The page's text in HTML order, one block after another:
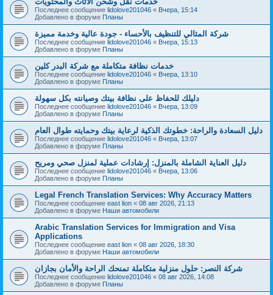
Последнее сообщение lidolove201046 « Вчера, 15:14
Добавлено в форуме Планы
شركة المثالي للتنظيف بالأحساء - جودة عالية وخدمة مميزة
Последнее сообщение lidolove201046 « Вчера, 15:13
Добавлено в форуме Планы
خدمات نظافة متكاملة مع شركة البدر كلين
Последнее сообщение lidolove201046 « Вчера, 13:10
Добавлено в форуме Планы
دليلك للحفاظ على نظافة بيتك وصيانته بكل سهولة
Последнее сообщение lidolove201046 « Вчера, 13:09
Добавлено в форуме Планы
دليل السعادة والراحة: خطوتك الذكية لرعاية بيتك وحمايته طوال العام
Последнее сообщение lidolove201046 « Вчера, 13:07
Добавлено в форуме Планы
دليل العناية الشاملة بالمنزل: إرشادات عملية لمنزل صحي ومريح
Последнее сообщение lidolove201046 « Вчера, 13:06
Добавлено в форуме Планы
Legal French Translation Services: Why Accuracy Matters
Последнее сообщение east lion « 08 авг 2026, 21:13
Добавлено в форуме Наши автомобили
Arabic Translation Services for Immigration and Visa
Applications
Последнее сообщение east lion « 08 авг 2026, 18:30
Добавлено в форуме Наши автомобили
شركة النصر: حلول منزلية متكاملة تمنحك الراحة والأمان بجازان
Последнее сообщение lidolove201046 « 08 авг 2026, 14:08
Добавлено в форуме Планы